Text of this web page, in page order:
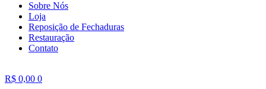
Sobre Nós
Loja
Reposição de Fechaduras
Restauração
Contato
R$ 0,00 0